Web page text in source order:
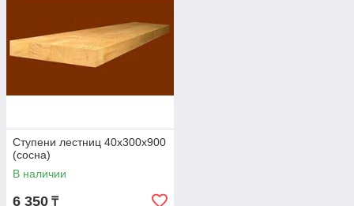
Ступени лестниц 40х300х900
(сосна)
В наличии
6 350 ₸